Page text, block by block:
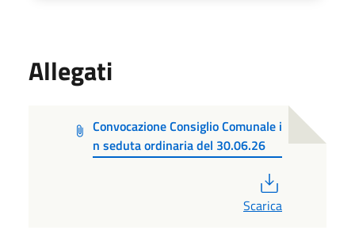
Allegati
Convocazione Consiglio Comunale i
n seduta ordinaria del 30.06.26
Scarica